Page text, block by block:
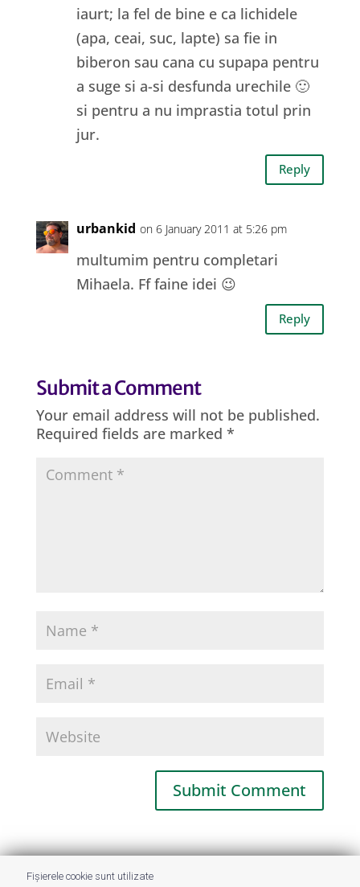
iaurt; la fel de bine e ca lichidele
(apa, ceai, suc, lapte) sa fie in
biberon sau cana cu supapa pentru
a suge si a-si desfunda urechile 🙂
si pentru a nu imprastia totul prin
jur.
Reply
urbankid on 6 January 2011 at 5:26 pm
multumim pentru completari
Mihaela. Ff faine idei 😉
Reply
Submit a Comment
Your email address will not be published.
Required fields are marked *
This site uses Akismet to reduce spam.
Fișierele cookie sunt utilizate